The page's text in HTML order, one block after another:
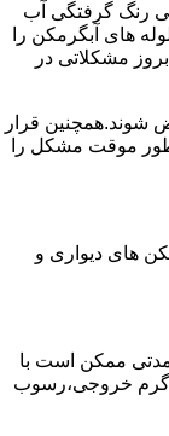
رنگ گرفتگی آب
های آبگرمکن را
مشکلاتی در
شوند.همچنین قرار
موقت مشکل را
های دیواری و
ممکن است با
گرم خروجی،رسوب